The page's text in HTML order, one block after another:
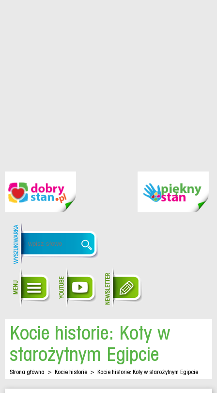
Kocie historie: Koty w
starożytnym Egipcie
Strona główna > Kocie historie > Kocie historie: Koty w starożytnym Egipcie